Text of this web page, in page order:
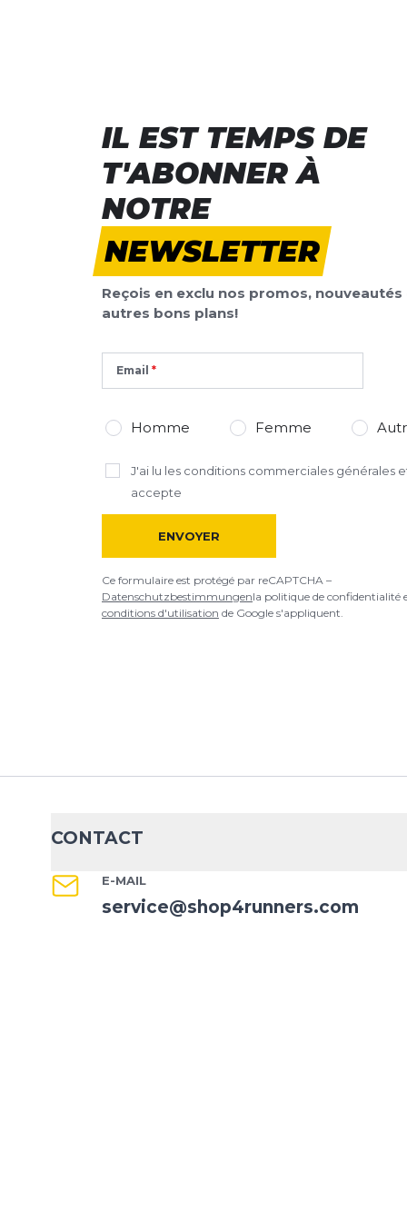
IL EST TEMPS DE
T'ABONNER À
NOTRE
NEWSLETTER
Reçois en exclu nos promos, nouveautés
autres bons plans!
Email
Homme Femme
J'ai lu les conditions commerciales générales
accepte
ENVOYER
Ce formulaire est protégé par reCAPTCHA –
Datenschutzbestimmungenla politique de confidentialité
conditions d'utilisation de Google s'appliquent.
CONTACT
E-MAIL
service@shop4runners.com